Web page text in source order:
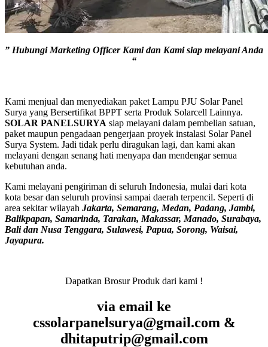
” Hubungi Marketing Officer Kami dan Kami siap melayani Anda
“
Kami menjual dan menyediakan paket Lampu PJU Solar Panel
Surya yang Bersertifikat BPPT serta Produk Solarcell Lainnya.
SOLAR PANELSURYA siap melayani dalam pembelian satuan,
paket maupun pengadaan pengerjaan proyek instalasi Solar Panel
Surya System. Jadi tidak perlu diragukan lagi, dan kami akan
melayani dengan senang hati menyapa dan mendengar semua
kebutuhan anda.
Kami melayani pengiriman di seluruh Indonesia, mulai dari kota
kota besar dan seluruh provinsi sampai daerah terpencil. Seperti di
area sekitar wilayah Jakarta, Semarang, Medan, Padang, Jambi,
Balikpapan, Samarinda, Tarakan, Makassar, Manado, Surabaya,
Bali dan Nusa Tenggara, Sulawesi, Papua, Sorong, Waisai,
Jayapura.
Dapatkan Brosur Produk dari kami !
via email ke
cssolarpanelsurya@gmail.com &
dhitaputrip@gmail.com